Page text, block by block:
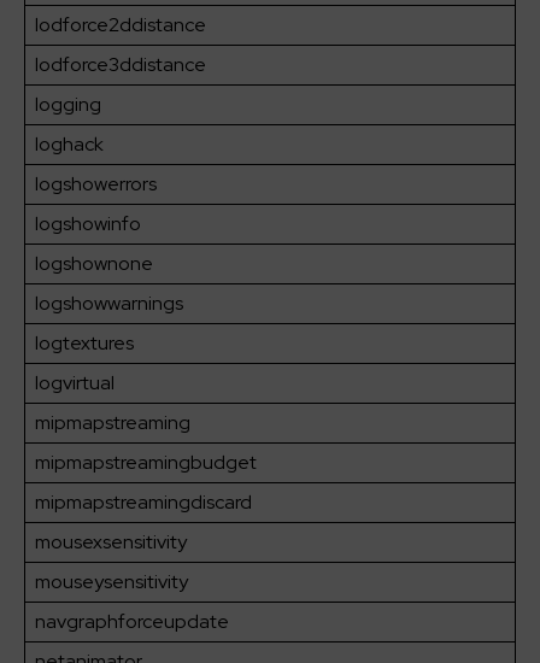
lodforce2ddistance
lodforce3ddistance
logging
loghack
logshowerrors
logshowinfo
logshownone
logshowwarnings
logtextures
logvirtual
mipmapstreaming
mipmapstreamingbudget
mipmapstreamingdiscard
mousexsensitivity
mouseysensitivity
navgraphforceupdate